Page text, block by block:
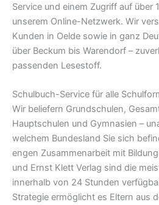
Service und einem Zugriff auf über
unserem Online-Netzwerk. Wir
Kunden in Oelde sowie in ganz
über Beckum bis Warendorf –
passenden Lesestoff.
Schulbuch-Service für alle
Wir beliefern Grundschulen,
Hauptschulen und Gymnasien –
welchem Bundesland Sie sich
engen Zusammenarbeit mit
und Ernst Klett Verlag sind die
innerhalb von 24 Stunden
Strategie ermöglicht es Eltern aus